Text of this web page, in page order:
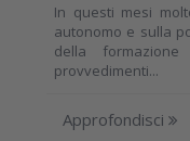
In questi mesi
autonomo e sulla
della
provvedimenti...
Approfondisci